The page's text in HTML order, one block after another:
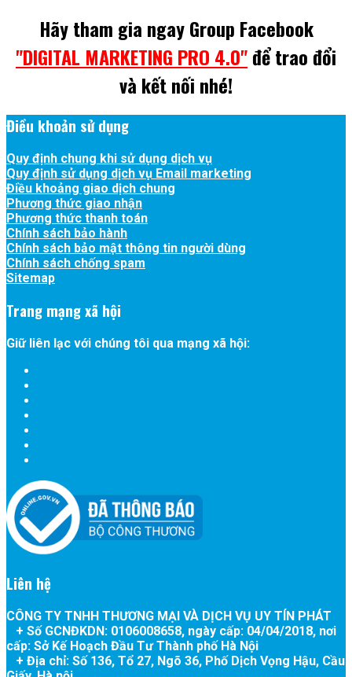
Hãy tham gia ngay Group Facebook
"DIGITAL MARKETING PRO 4.0"để trao đổi
và kết nối nhé!
Điều khoản sử dụng
Quy định chung khi sử dụng dịch vụ
Quy định sử dụng dịch vụ Email marketing
Điều khoảng giao dịch chung
Phương thức giao nhận
Phương thức thanh toán
Chính sách bảo hành
Chính sách bảo mật thông tin người dùng
Chính sách chống spam
Sitemap
Trang mạng xã hội
Giữ liên lạc với chúng tôi qua mạng xã hội:
Liên hệ
CÔNG TY TNHH THƯƠNG MẠI VÀ DỊCH VỤ UY TÍN PHÁT
+ Số GCNĐKDN: 0106008658, ngày cấp: 04/04/2018, nơi
cấp: Sở Kế Hoạch Đầu Tư Thành phố Hà Nội
+ Địa chỉ: Số 136, Tổ 27, Ngõ 36, Phố Dịch Vọng Hậu, Cầu